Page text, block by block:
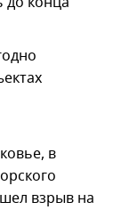
в
взрыв на